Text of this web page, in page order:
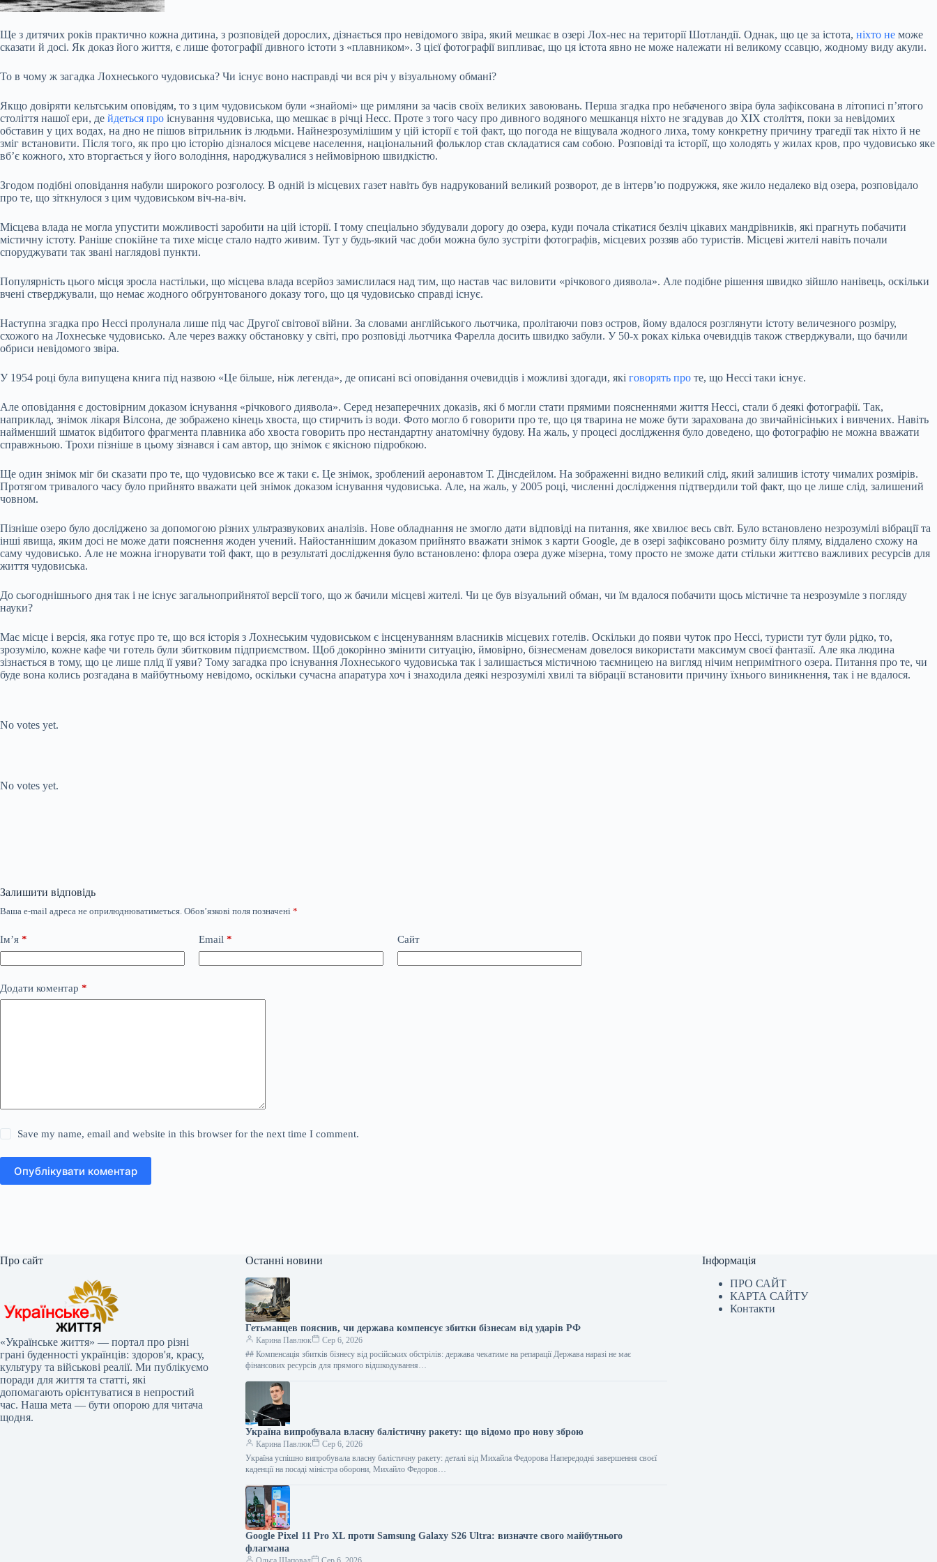
Ще з дитячих років практично кожна дитина, з розповідей дорослих, дізнається про невідомого звіра, який мешкає в озері Лох-нес на території Шотландії. Однак, що це за істота, ніхто не може
сказати й досі. Як доказ його життя, є лише фотографії дивного істоти з «плавником». З цієї фотографії випливає, що ця істота явно не може належати ні великому ссавцю, жодному виду акули.
То в чому ж загадка Лохнеського чудовиська? Чи існує воно насправді чи вся річ у візуальному обмані?
Якщо довіряти кельтським оповідям, то з цим чудовиськом були «знайомі» ще римляни за часів своїх великих завоювань. Перша згадка про небаченого звіра була зафіксована в літописі п’ятого
століття нашої ери, де йдеться про існування чудовиська, що мешкає в річці Несс. Проте з того часу про дивного водяного мешканця ніхто не згадував до XIX століття, поки за невідомих
обставин у цих водах, на дно не пішов вітрильник із людьми. Найнезрозумілішим у цій історії є той факт, що погода не віщувала жодного лиха, тому конкретну причину трагедії так ніхто й не
зміг встановити. Після того, як про цю історію дізналося місцеве населення, національний фольклор став складатися сам собою. Розповіді та історії, що холодять у жилах кров, про чудовисько яке
вб’є кожного, хто вторгається у його володіння, народжувалися з неймовірною швидкістю.
Згодом подібні оповідання набули широкого розголосу. В одній із місцевих газет навіть був надрукований великий розворот, де в інтерв’ю подружжя, яке жило недалеко від озера, розповідало
про те, що зіткнулося з цим чудовиськом віч-на-віч.
Місцева влада не могла упустити можливості заробити на цій історії. І тому спеціально збудували дорогу до озера, куди почала стікатися безліч цікавих мандрівників, які прагнуть побачити
містичну істоту. Раніше спокійне та тихе місце стало надто живим. Тут у будь-який час доби можна було зустріти фотографів, місцевих роззяв або туристів. Місцеві жителі навіть почали
споруджувати так звані наглядові пункти.
Популярність цього місця зросла настільки, що місцева влада всерйоз замислилася над тим, що настав час виловити «річкового диявола». Але подібне рішення швидко зійшло нанівець, оскільки
вчені стверджували, що немає жодного обґрунтованого доказу того, що ця чудовисько справді існує.
Наступна згадка про Нессі пролунала лише під час Другої світової війни. За словами англійського льотчика, пролітаючи повз остров, йому вдалося розглянути істоту величезного розміру,
схожого на Лохнеське чудовисько. Але через важку обстановку у світі, про розповіді льотчика Фарелла досить швидко забули. У 50-х роках кілька очевидців також стверджували, що бачили
обриси невідомого звіра.
У 1954 році була випущена книга під назвою «Це більше, ніж легенда», де описані всі оповідання очевидців і можливі здогади, які говорять про те, що Нессі таки існує.
Але оповідання є достовірним доказом існування «річкового диявола». Серед незаперечних доказів, які б могли стати прямими поясненнями життя Нессі, стали б деякі фотографії. Так,
наприклад, знімок лікаря Вілсона, де зображено кінець хвоста, що стирчить із води. Фото могло б говорити про те, що ця тварина не може бути зарахована до звичайнісіньких і вивчених. Навіть
найменший шматок відбитого фрагмента плавника або хвоста говорить про нестандартну анатомічну будову. На жаль, у процесі дослідження було доведено, що фотографію не можна вважати
справжньою. Трохи пізніше в цьому зізнався і сам автор, що знімок є якісною підробкою.
Ще один знімок міг би сказати про те, що чудовисько все ж таки є. Це знімок, зроблений аеронавтом Т. Дінсдейлом. На зображенні видно великий слід, який залишив істоту чималих розмірів.
Протягом тривалого часу було прийнято вважати цей знімок доказом існування чудовиська. Але, на жаль, у 2005 році, численні дослідження підтвердили той факт, що це лише слід, залишений
човном.
Пізніше озеро було досліджено за допомогою різних ультразвукових аналізів. Нове обладнання не змогло дати відповіді на питання, яке хвилює весь світ. Було встановлено незрозумілі вібрації та
інші явища, яким досі не може дати пояснення жоден учений. Найостаннішим доказом прийнято вважати знімок з карти Google, де в озері зафіксовано розмиту білу пляму, віддалено схожу на
саму чудовисько. Але не можна ігнорувати той факт, що в результаті дослідження було встановлено: флора озера дуже мізерна, тому просто не зможе дати стільки життєво важливих ресурсів для
життя чудовиська.
До сьогоднішнього дня так і не існує загальноприйнятої версії того, що ж бачили місцеві жителі. Чи це був візуальний обман, чи їм вдалося побачити щось містичне та незрозуміле з погляду
науки?
Має місце і версія, яка готує про те, що вся історія з Лохнеським чудовиськом є інсценуванням власників місцевих готелів. Оскільки до появи чуток про Нессі, туристи тут були рідко, то,
зрозуміло, кожне кафе чи готель були збитковим підприємством. Щоб докорінно змінити ситуацію, ймовірно, бізнесменам довелося використати максимум своєї фантазії. Але яка людина
зізнається в тому, що це лише плід її уяви? Тому загадка про існування Лохнеського чудовиська так і залишається містичною таємницею на вигляд нічим непримітного озера. Питання про те, чи
буде вона колись розгадана в майбутньому невідомо, оскільки сучасна апаратура хоч і знаходила деякі незрозумілі хвилі та вібрації встановити причину їхнього виникнення, так і не вдалося.
No votes yet.
No votes yet.
Залишити відповідь
Ваша e-mail адреса не оприлюднюватиметься. Обов’язкові поля позначені *
Ім’я * Email * Сайт
Додати коментар *
Save my name, email and website in this browser for the next time I comment.
Опублікувати коментар
Про сайт
«Українське життя» — портал про різні
грані буденності українців: здоров'я, красу,
культуру та військові реалії. Ми публікуємо
поради для життя та статті, які
допомагають орієнтуватися в непростий
час. Наша мета — бути опорою для читача
щодня.
Останні новини
Гетьманцев пояснив, чи держава компенсує збитки бізнесам від ударів РФ
Карина Павлюк
Сер 6, 2026
## Компенсація збитків бізнесу від російських обстрілів: держава чекатиме на репарації Держава наразі не має
фінансових ресурсів для прямого відшкодування…
Україна випробувала власну балістичну ракету: що відомо про нову зброю
Карина Павлюк
Сер 6, 2026
Україна успішно випробувала власну балістичну ракету: деталі від Михайла Федорова Напередодні завершення своєї
каденції на посаді міністра оборони, Михайло Федоров…
Google Pixel 11 Pro XL проти Samsung Galaxy S26 Ultra: визначте свого майбутнього
флагмана
Інформація
ПРО САЙТ
КАРТА САЙТУ
Контакти